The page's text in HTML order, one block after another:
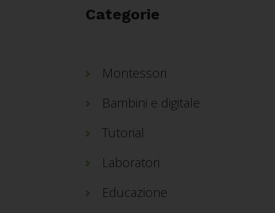
Categorie
Montessori
Bambini e digitale
Tutorial
Laboratori
Educazione